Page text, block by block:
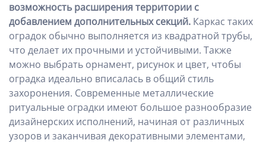
возможность расширения территории с
добавлением дополнительных секций. Каркас таких
оградок обычно выполняется из квадратной трубы,
что делает их прочными и устойчивыми. Также
можно выбрать орнамент, рисунок и цвет, чтобы
оградка идеально вписалась в общий стиль
захоронения. Современные металлические
ритуальные оградки имеют большое разнообразие
дизайнерских исполнений, начиная от различных
узоров и заканчивая декоративными элементами,